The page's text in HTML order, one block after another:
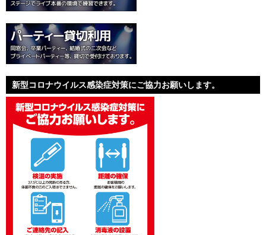
新型コロナウイルス感染症対策にご協力お願いします。